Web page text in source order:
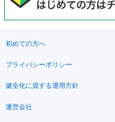
初めての方へ
プライバシーポリシー
健全化に資する運用方針
運営会社